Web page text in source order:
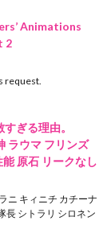
Animations
2
request.
ぎる理由。
ラウマ フリンズ
原石 リークなし
ニ キィニチ カチーナ
長 シトラリ シロネン